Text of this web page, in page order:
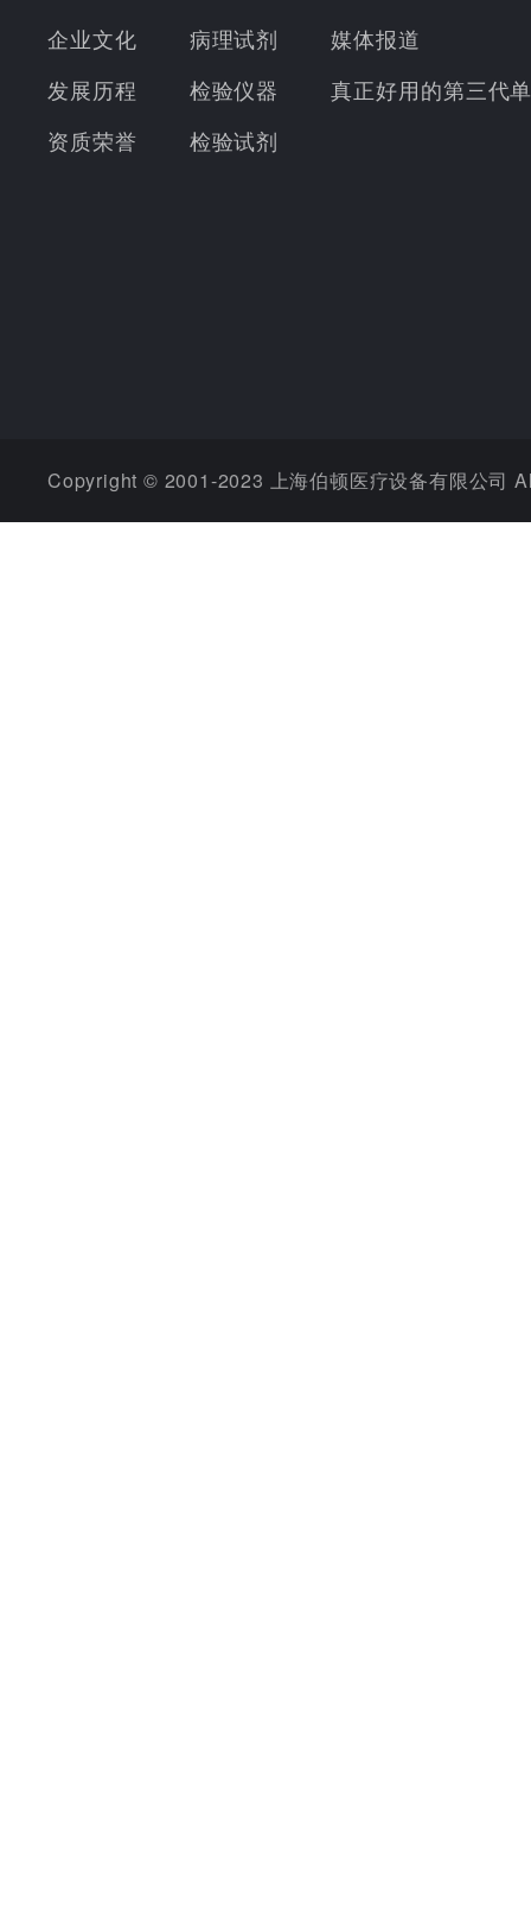
企业文化
发展历程
资质荣誉
病理试剂
检验仪器
检验试剂
媒体报道
真正好用的第三代
Copyright © 2001-2023 上海伯顿医疗设备有限公